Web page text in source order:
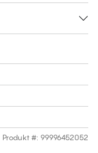
Produkt #: 99996452052